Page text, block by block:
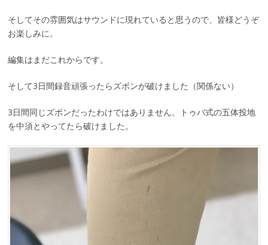
そしてその雰囲気はサウンドに現れていると思うので、皆様どうぞ
お楽しみに。
編集はまだこれからです。
そして3日間録音頑張ったらズボンが破けました（関係ない）
3日間同じズボンだったわけではありません。トゥバ式の五体投地
を中須とやってたら破けました。